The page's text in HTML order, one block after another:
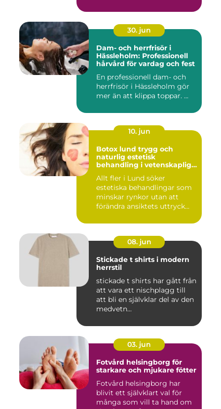
30. jun
Dam- och herrfrisör i
Hässleholm: Professionell
hårvård för vardag och fest
En professionell dam- och
herrfrisör i Hässleholm gör
mer än att klippa toppar. ...
10. jun
Botox lund trygg och
naturlig estetisk
behandling i vetenskaplig
Allt fler i Lund söker
estetiska behandlingar som
minskar rynkor utan att
förändra ansiktets uttryck...
08. jun
Stickade t shirts i modern
herrstil
stickade t shirts har gått från
att vara ett nischplagg till
att bli en självklar del av den
medvetn...
03. jun
Fotvård helsingborg för
starkare och mjukare fötter
Fotvård helsingborg har
blivit ett självklart val för
många som vill ta hand om